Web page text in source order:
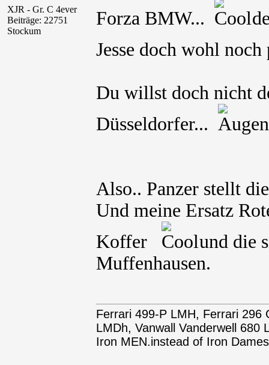
XJR - Gr. C 4ever
Beiträge: 22751
Stockum
Forza BMW...
Jesse doch wohl
Du willst doch nicht
Düsseldorfer...
Also.. Panzer stellt
Und meine Ersatz
Koffer
und die
Muffenhausen.
Ferrari 499-P LMH, Ferrari 296
LMDh, Vanwall Vanderwell
Iron MEN.instead of Iron